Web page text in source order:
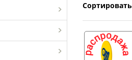
Сортировать